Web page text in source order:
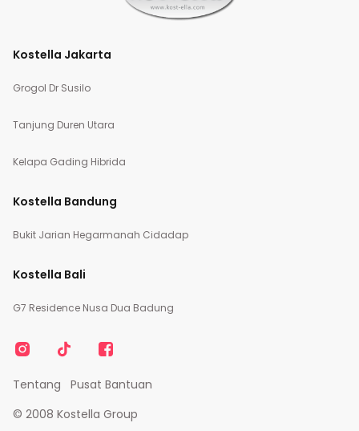
Kostella Jakarta
Grogol Dr Susilo
Tanjung Duren Utara
Kelapa Gading Hibrida
Kostella Bandung
Bukit Jarian Hegarmanah Cidadap
Kostella Bali
G7 Residence Nusa Dua Badung
Tentang
Pusat Bantuan
© 2008 Kostella Group